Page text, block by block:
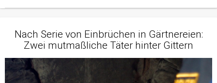
Nach Serie von Einbrüchen in Gärtnereien:
Zwei mutmaßliche Täter hinter Gittern